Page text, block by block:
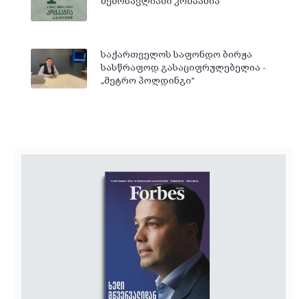
საქართველოს საფონდო ბირჟა
სასწრაფოდ გასაციფრულებელია -
„მეტრო ჰოლდინგი“